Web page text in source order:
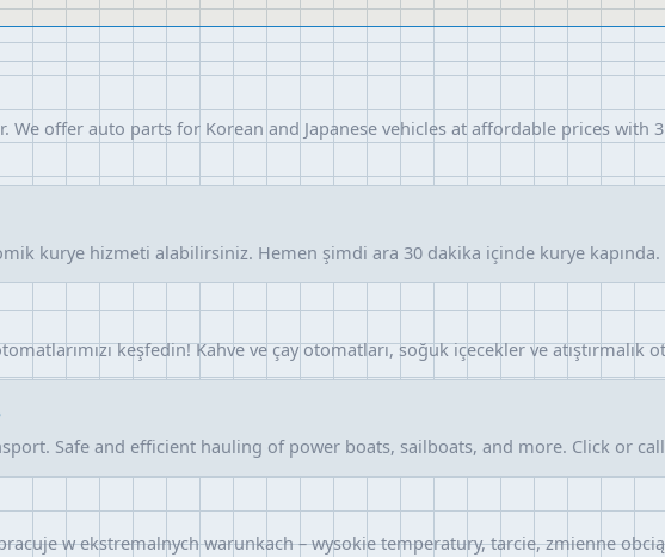
We offer auto parts for Korean and Japanese vehicles at affordable prices with
kurye hizmeti alabilirsiniz. Hemen şimdi ara 30 dakika içinde kurye kapında.
keşfedin! Kahve ve çay otomatları, soğuk içecekler ve atıştırmalık
Safe and efficient hauling of power boats, sailboats, and more. Click or
w ekstremalnych warunkach – wysokie temperatury, tarcie, zmienne